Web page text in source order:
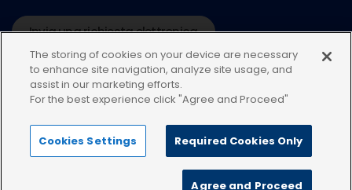
Invia una richiesta elettronica
011 3157437
The storing of cookies on your device are necessary
to enhance site navigation, analyze site usage, and
assist in our marketing efforts.
For the best experience click "Agree and Proceed"
Cookies Settings Required Cookies Only
Agree and Proceed